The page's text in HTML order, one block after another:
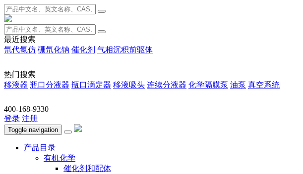
最近搜索
氘代氯仿 硼氘化钠 催化剂 气相沉积前驱体
热门搜索
移液器 瓶口分液器 瓶口滴定器 移液吸头 连续分液器 化学隔膜泵 油泵 真空系统
400-168-9330
登录 注册
Toggle navigation
产品目录
有机化学
催化剂和配体